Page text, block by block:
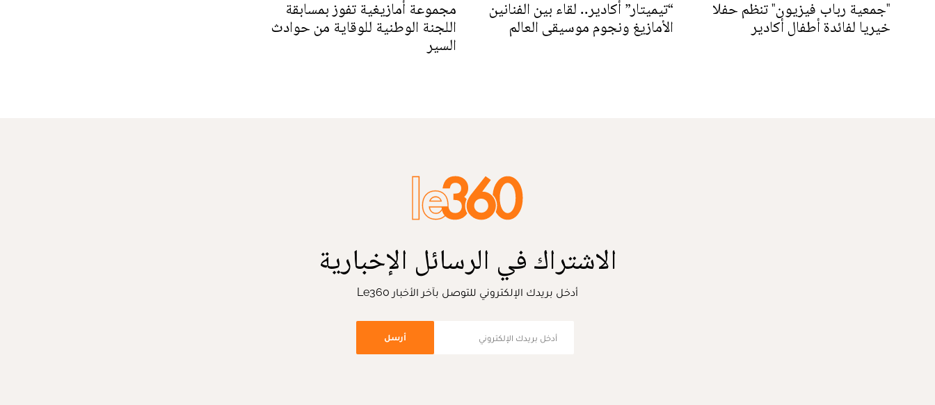
"جمعية رباب فيزيون" تنظم حفلا
خيريا لفائدة أطفال أكادير
“تيميتار” أكادير.. لقاء بين الفنانين
الأمازيغ ونجوم موسيقى العالم
مجموعة أمازيغية تفوز بمسابقة
اللجنة الوطنية للوقاية من حوادث
السير
الاشتراك في الرسائل الإخبارية
أدخل بريدك الإلكتروني للتوصل بآخر الأخبار Le360
أرسل